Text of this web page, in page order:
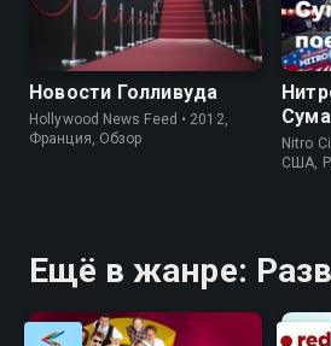
Новости Голливуда
Hollywood News Feed • 2012,
Франция, Обзор
Nitro
США,
Ещё в жанре: